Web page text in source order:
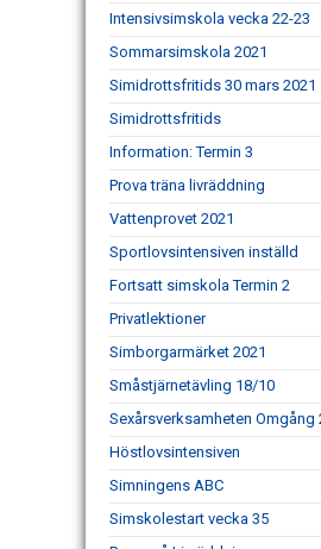
Intensivsimskola vecka 22-23
Sommarsimskola 2021
Simidrottsfritids 30 mars 2021
Simidrottsfritids
Information: Termin 3
Prova träna livräddning
Vattenprovet 2021
Sportlovsintensiven inställd
Fortsatt simskola Termin 2
Privatlektioner
Simborgarmärket 2021
Småstjärnetävling 18/10
Sexårsverksamheten Omgång
Höstlovsintensiven
Simningens ABC
Simskolestart vecka 35